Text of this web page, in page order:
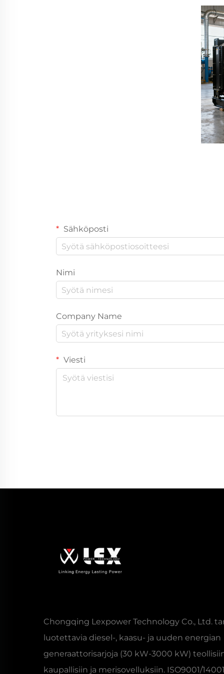
Sähköposti
Nimi
Company Name
Viesti
Chongqing Lexpower Technology Co., Ltd.
luotettavia diesel-, kaasu- ja uuden energian
generaattorisarjoja (30 kW-3000 kW)
kaupallisiin ja merisovelluksiin. ISO9001/